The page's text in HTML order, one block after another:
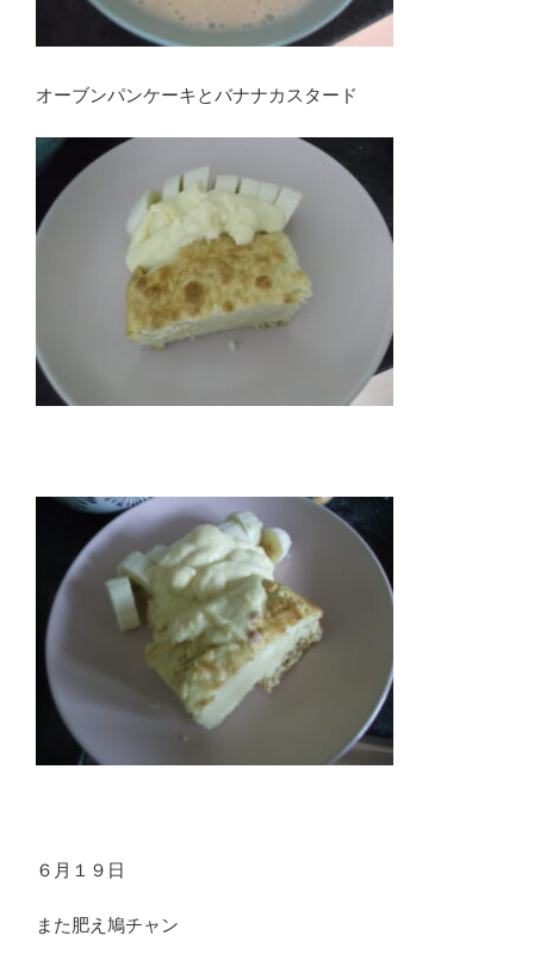
オーブンパンケーキとバナナカスタード
６月１９日
また肥え鳩チャン